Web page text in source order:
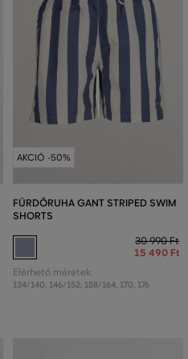
AKCIÓ -50%
FÜRDŐRUHA GANT STRIPED SWIM
SHORTS
30 990 Ft
15 490 Ft
Elérhető méretek:
134/140, 146/152, 158/164, 170, 176